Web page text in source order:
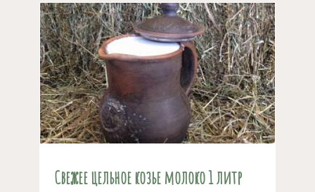
Свежее цельное козье молоко 1 литр